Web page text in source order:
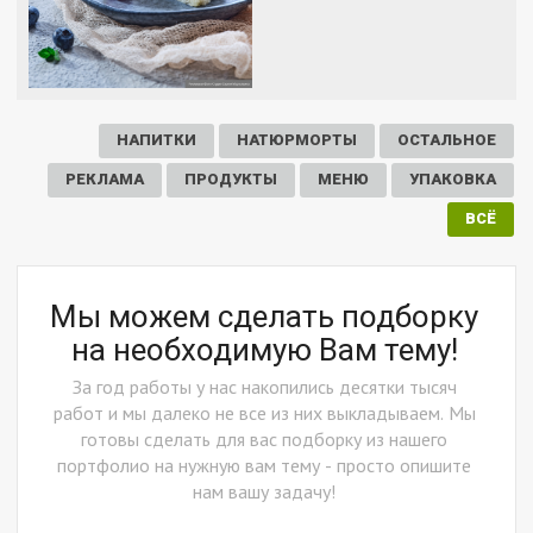
ОСТАЛЬНОЕ
НАТЮРМОРТЫ
НАПИТКИ
УПАКОВКА
МЕНЮ
ПРОДУКТЫ
РЕКЛАМА
ВСЁ
Мы можем сделать подборку
на необходимую Вам тему!
За год работы у нас накопились десятки тысяч
работ и мы далеко не все из них выкладываем. Мы
готовы сделать для вас подборку из нашего
портфолио на нужную вам тему - просто опишите
нам вашу задачу!